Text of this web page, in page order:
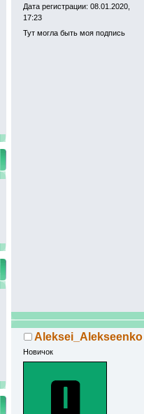
Дата регистрации: 08.01.2020,
17:23
Тут могла быть моя подпись
Aleksei_Alekseenko
Новичок